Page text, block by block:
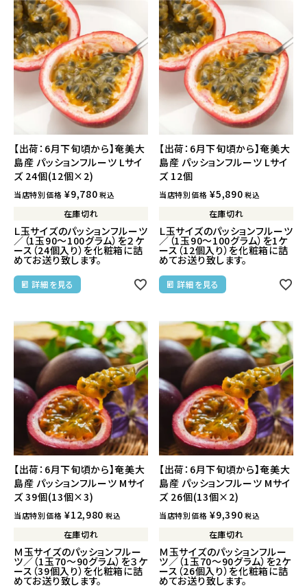
【出荷：6月下旬頃から】奄美大
島産 パッションフルーツ Lサイ
ズ 24個(12個×2)
当店特別価格 ¥9,780 税込
在庫切れ
Ｌ玉サイズのパッションフルーツ
／（1玉90～100グラム）を２ケ
ース（24個入り）を化粧箱に詰
めてお送り致します。
詳細を見る
【出荷：6月下旬頃から】奄美大
島産 パッションフルーツ Lサイ
ズ 12個
当店特別価格 ¥5,890 税込
在庫切れ
Ｌ玉サイズのパッションフルーツ
／（1玉90～100グラム）を1ケ
ース（12個入り）を化粧箱に詰
めてお送り致します。
詳細を見る
【出荷：6月下旬頃から】奄美大
島産 パッションフルーツ Mサイ
ズ 39個(13個×3)
当店特別価格 ¥12,980 税込
在庫切れ
Ｍ玉サイズのパッションフルー
ツ／（1玉70～90グラム）を３ケ
ース（39個入り）を化粧箱に詰
めてお送り致します。
【出荷：6月下旬頃から】奄美大
島産 パッションフルーツ Mサイ
ズ 26個(13個×2)
当店特別価格 ¥9,390 税込
在庫切れ
Ｍ玉サイズのパッションフルー
ツ／（1玉70～90グラム）を2ケ
ース（26個入り）を化粧箱に詰
めてお送り致します。